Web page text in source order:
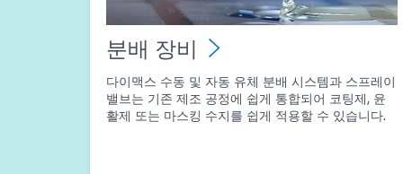
분배 장비
다이맥스 수동 및 자동 유체 분배 시스템과 스프레이
밸브는 기존 제조 공정에 쉽게 통합되어 코팅제, 윤
활제 또는 마스킹 수지를 쉽게 적용할 수 있습니다.